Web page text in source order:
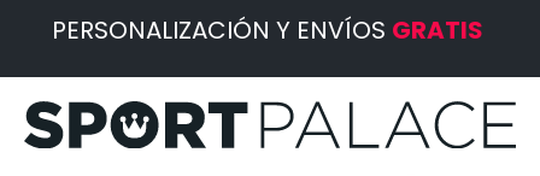
PERSONALIZACIÓN Y ENVÍOS GRATIS